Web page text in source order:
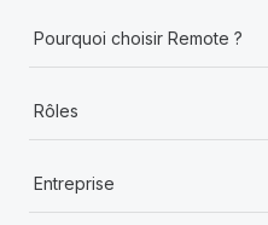
Pourquoi choisir Remote ?
Rôles
Entreprise